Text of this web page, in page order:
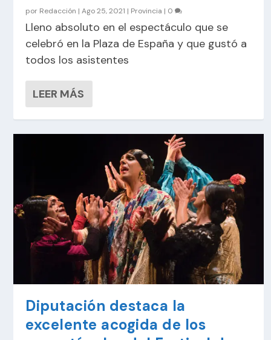
por Redacción |Ago 25, 2021 | Provincia | 0
Lleno absoluto en el espectáculo que se
celebró en la Plaza de España y que gustó a
todos los asistentes
LEER MÁS
Diputación destaca la
excelente acogida de los